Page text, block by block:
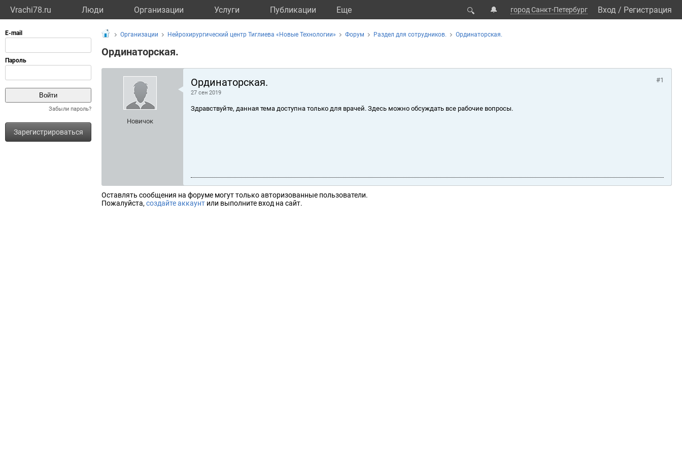
Vrachi78.ru Люди Организации Услуги Публикации Eще 🔍 🔔 город Санкт-Петербург Вход / Регистрация
Забыли пароль?
Зарегистрироваться
Организации Нейрохирургический центр Тиглиева «Новые Технологии» Форум Раздел для сотрудников. Ординаторская.
Ординаторская.
Новичок
Ординаторская.
27 сен 2019
#1
Здравствуйте, данная тема доступна только для врачей. Здесь можно обсуждать все рабочие вопросы.
Оставлять сообщения на форуме могут только авторизованные пользователи.
Пожалуйста, создайте аккаунт или выполните вход на сайт.